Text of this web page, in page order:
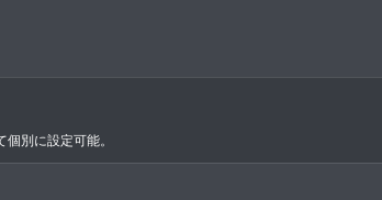
別に設定可能。